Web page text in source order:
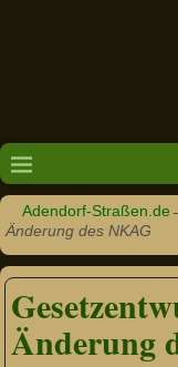
Adendorf-Straßen.de
Änderung des NKAG
Änderung